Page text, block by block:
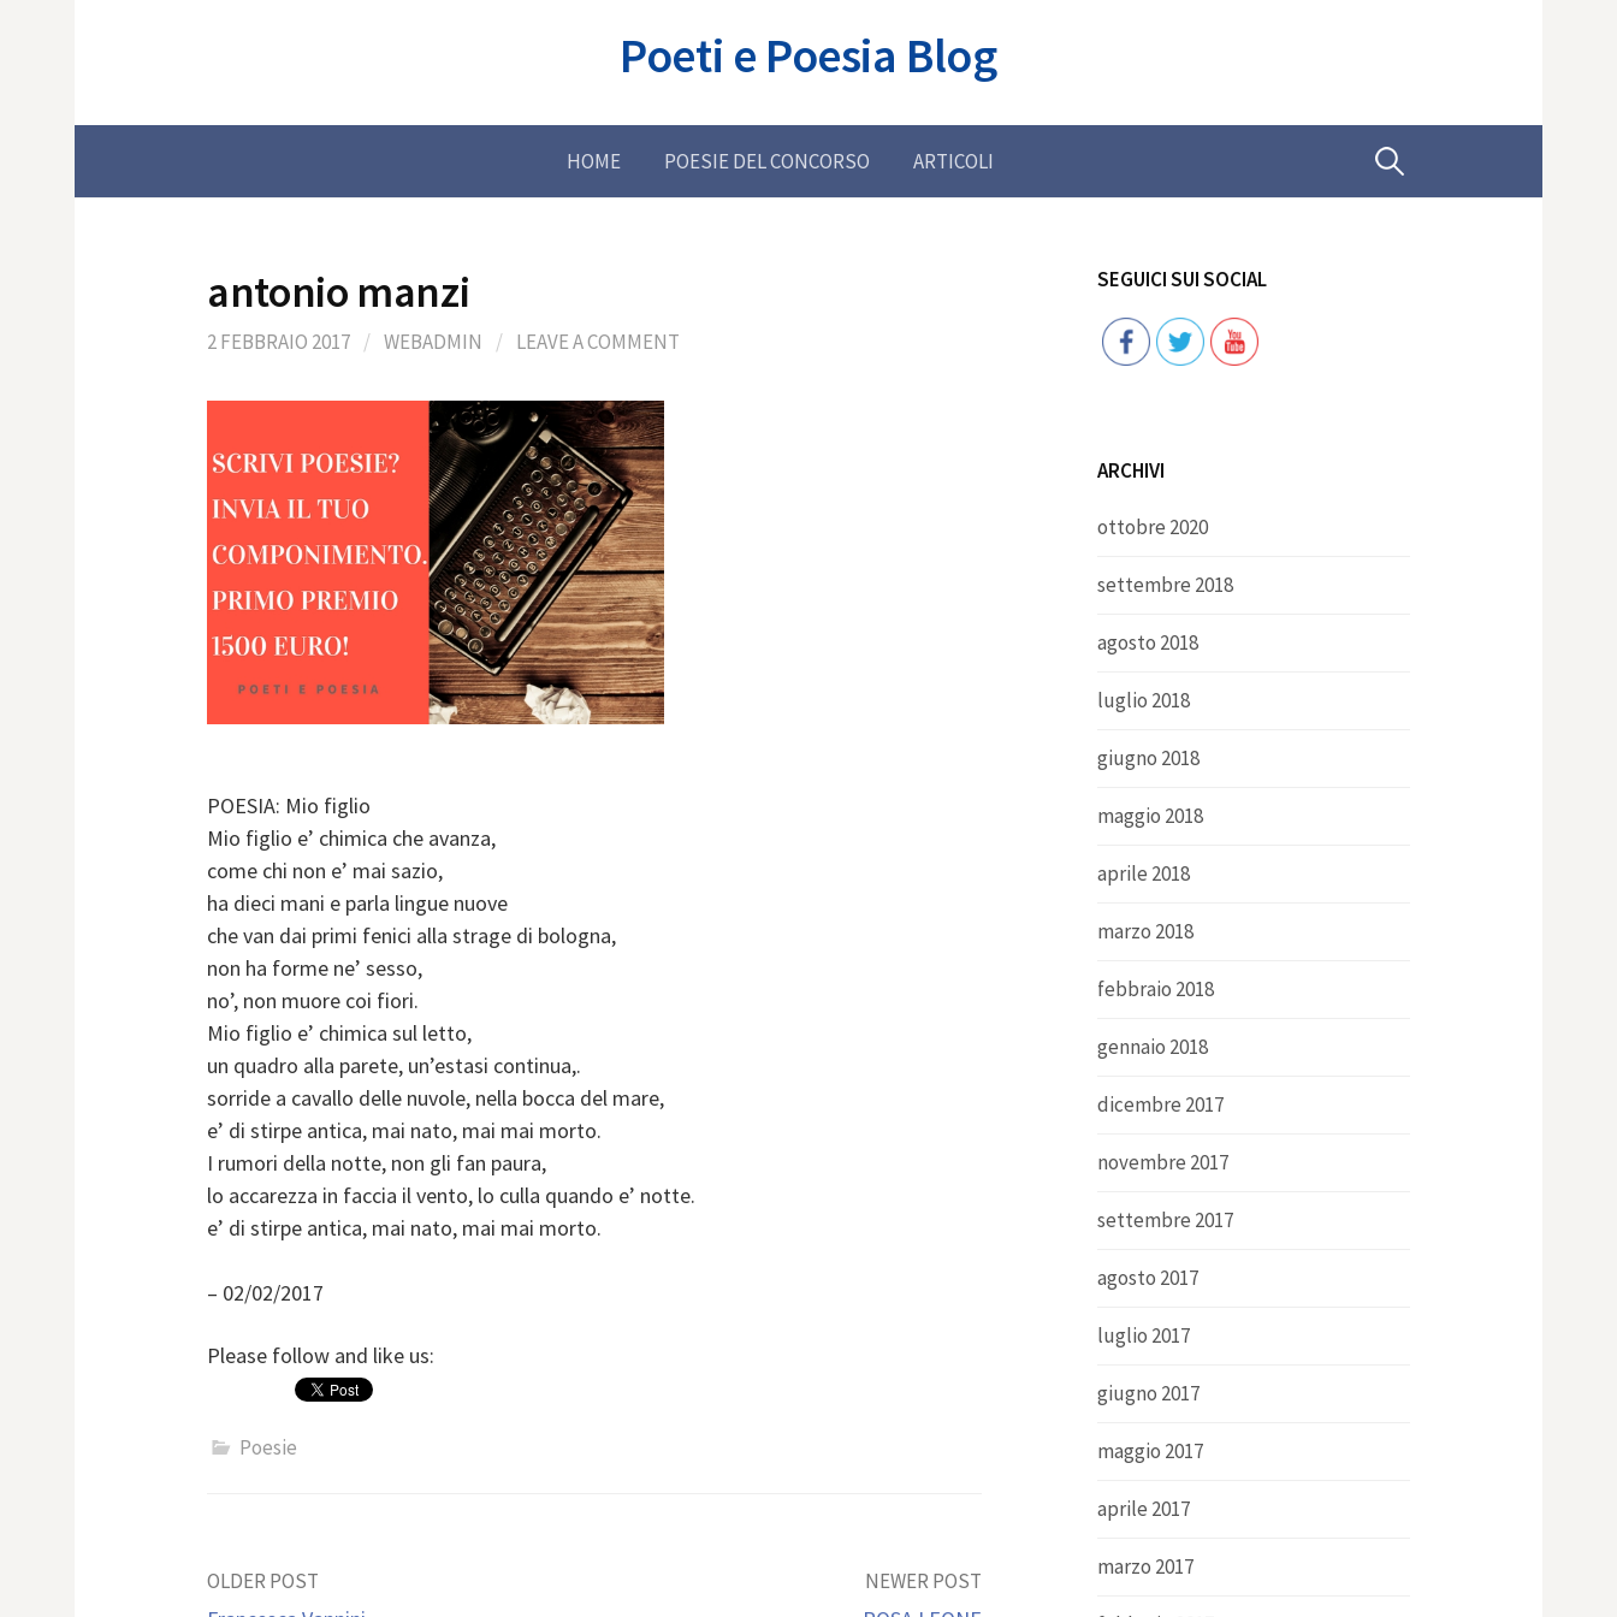
Poeti e Poesia Blog
HOME POESIE DEL CONCORSO ARTICOLI Ricerca
antonio manzi
2 FEBBRAIO 2017 / WEBADMIN / LEAVE A COMMENT
POESIA: Mio figlio
Mio figlio e’ chimica che avanza,
come chi non e’ mai sazio,
ha dieci mani e parla lingue nuove
che van dai primi fenici alla strage di bologna,
non ha forme ne’ sesso,
no’, non muore coi fiori.
Mio figlio e’ chimica sul letto,
un quadro alla parete, un’estasi continua,.
sorride a cavallo delle nuvole, nella bocca del mare,
e’ di stirpe antica, mai nato, mai mai morto.
I rumori della notte, non gli fan paura,
lo accarezza in faccia il vento, lo culla quando e’ notte.
e’ di stirpe antica, mai nato, mai mai morto.
– 02/02/2017
Please follow and like us:
Poesie
Post
OLDER POST NEWER POST
SEGUICI SUI SOCIAL
Follow
ARCHIVI
ottobre 2020
settembre 2018
agosto 2018
luglio 2018
giugno 2018
maggio 2018
aprile 2018
marzo 2018
febbraio 2018
gennaio 2018
dicembre 2017
novembre 2017
settembre 2017
agosto 2017
luglio 2017
giugno 2017
maggio 2017
aprile 2017
marzo 2017